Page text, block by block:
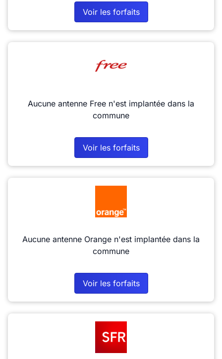
Voir les forfaits
Aucune antenne Free n'est implantée dans la
commune
Voir les forfaits
Aucune antenne Orange n'est implantée dans la
commune
Voir les forfaits